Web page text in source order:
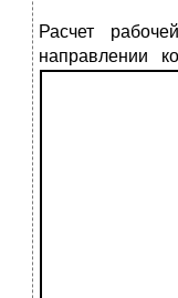
Расчет
направлении